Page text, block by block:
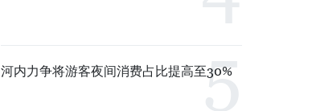
河内力争将游客夜间消费占比提高至30%